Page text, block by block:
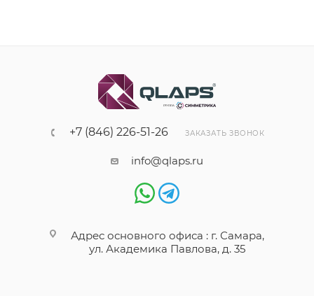
+7 (846) 226-51-26 ЗАКАЗАТЬ ЗВОНОК
info@qlaps.ru
Адрес основного офиса : г. Самара,
ул. Академика Павлова, д. 35